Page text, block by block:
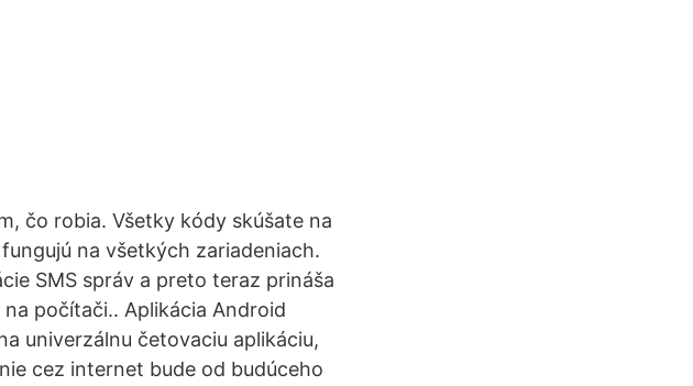
čo robia. Všetky kódy skúšate na
na všetkých zariadeniach.
SMS správ a preto teraz prináša
počítači.. Aplikácia Android
univerzálnu četovaciu aplikáciu,
cez internet bude od budúceho